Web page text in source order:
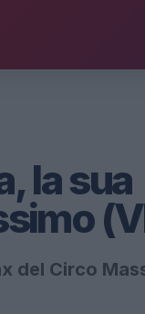
la sua
del Circo